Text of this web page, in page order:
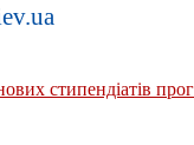
стипендіатів